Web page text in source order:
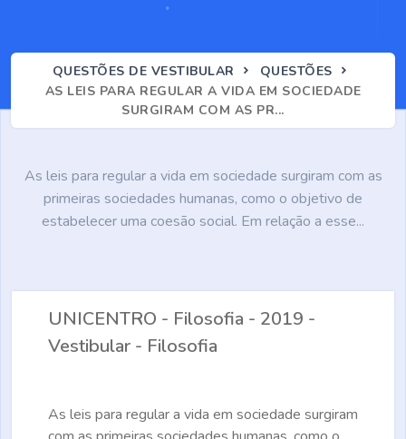
QUESTÕES DE VESTIBULAR
QUESTÕES
AS LEIS PARA REGULAR A VIDA EM SOCIEDADE
SURGIRAM COM AS PR...
As leis para regular a vida em sociedade surgiram com as
primeiras sociedades humanas, como o objetivo de
estabelecer uma coesão social. Em relação a esse...
UNICENTRO - Filosofia - 2019 -
Vestibular - Filosofia
As leis para regular a vida em sociedade surgiram